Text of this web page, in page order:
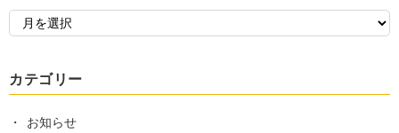
カテゴリー
お知らせ